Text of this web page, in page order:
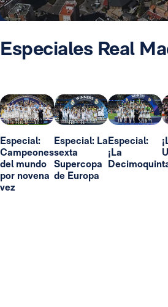
Especiales Real
Especial:
Campeones
del mundo
por novena
vez
Especial: La
sexta
Supercopa
de Europa
Especial:
¡La